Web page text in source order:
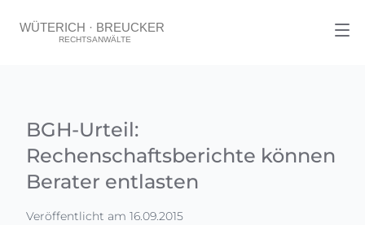
BGH-Urteil:
Rechenschaftsberichte können
Berater entlasten
Veröffentlicht am 16.09.2015